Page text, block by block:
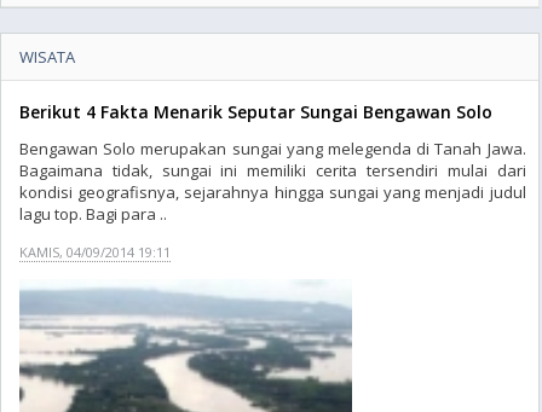
WISATA
Berikut 4 Fakta Menarik Seputar Sungai Bengawan Solo
Bengawan Solo merupakan sungai yang melegenda di Tanah Jawa.
Bagaimana tidak, sungai ini memiliki cerita tersendiri mulai dari
kondisi geografisnya, sejarahnya hingga sungai yang menjadi judul
lagu top. Bagi para ..
KAMIS, 04/09/2014 19:11